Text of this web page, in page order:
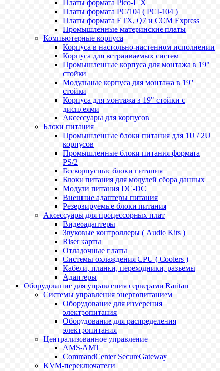
Платы формата Pico-ITX
Платы формата PC/104 ( PCI-104 )
Платы формата ETX, Q7 и COM Express
Промышленные материнские платы
Компьютерные корпуса
Корпуса в настольно-настенном исполнении
Корпуса для встраиваемых систем
Промышленные корпуса для монтажа в 19"
стойки
Модульные корпуса для монтажа в 19''
стойки
Корпуса для монтажа в 19" стойки с
дисплеями
Аксессуары для корпусов
Блоки питания
Промышленные блоки питания для 1U / 2U
корпусов
Промышленные блоки питания формата
PS/2
Бескорпусные блоки питания
Блоки питания для модулей сбора данных
Модули питания DC-DC
Внешние адаптеры питания
Резервируемые блоки питания
Аксессуары для процессорных плат
Видеоадаптеры
Звуковые контроллеры ( Audio Kits )
Riser карты
Отладочные платы
Системы охлаждения CPU ( Coolers )
Кабели, планки, переходники, разъемы
Адаптеры
Оборудование для управления серверами Raritan
Системы управления энергопитанием
Оборудование для измерения
электропитания
Оборудование для распределения
электропитания
Централизованное управление
AMS-AMT
CommandCenter SecureGateway
KVM-переключатели